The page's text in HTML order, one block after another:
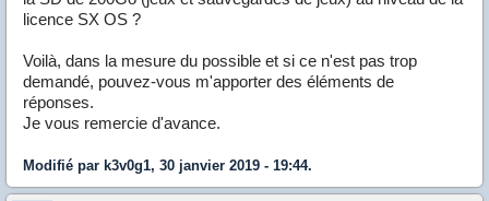
licence SX OS ?
Voilà, dans la mesure du possible et si ce n'est pas trop
demandé, pouvez-vous m'apporter des éléments de
réponses.
Je vous remercie d'avance.
Modifié par k3v0g1, 30 janvier 2019 - 19:44.